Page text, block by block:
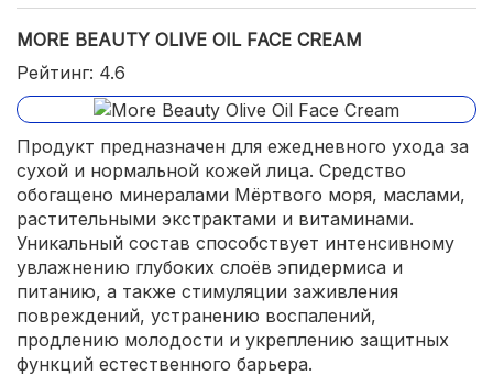
MORE BEAUTY OLIVE OIL FACE CREAM
Рейтинг: 4.6
Продукт предназначен для ежедневного ухода за
сухой и нормальной кожей лица. Средство
обогащено минералами Мёртвого моря, маслами,
растительными экстрактами и витаминами.
Уникальный состав способствует интенсивному
увлажнению глубоких слоёв эпидермиса и
питанию, а также стимуляции заживления
повреждений, устранению воспалений,
продлению молодости и укреплению защитных
функций естественного барьера.